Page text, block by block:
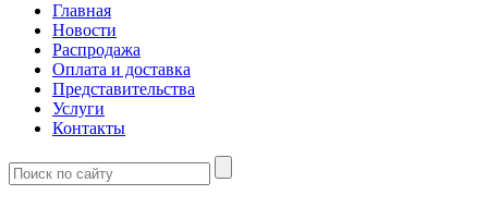
Главная
Новости
Распродажа
Оплата и доставка
Представительства
Услуги
Контакты